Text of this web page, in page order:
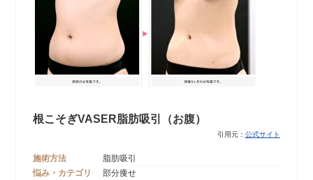
根こそぎVASER脂肪吸引（お腹）
引用元： 公式サイト
施術方法
脂肪吸引
悩み・カテゴリ
部分痩せ